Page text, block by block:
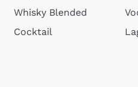
Whisky Blended
Cocktail